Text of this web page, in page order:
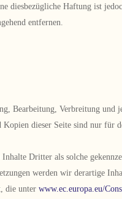
diesbezügliche Haftung ist
entfernen.
Bearbeitung, Verbreitung und
Kopien dieser Seite sind nur für
Dritter als solche
werden wir derartige
die unterwww.ec.europa.eu/